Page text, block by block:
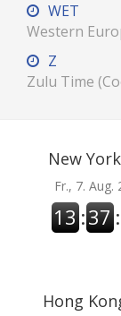
WET
Western
Z
Zulu Time
New York
Fr., 7. Aug.
13 :37 :
Hong